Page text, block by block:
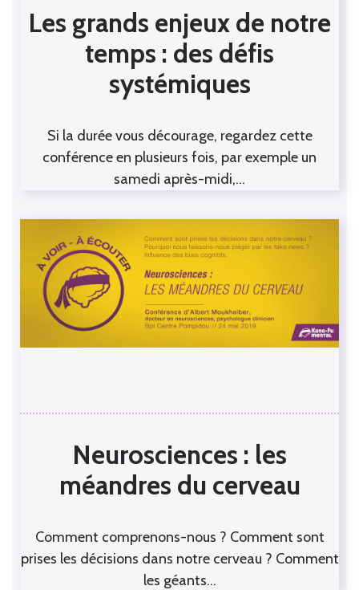
Les grands enjeux de notre
temps : des défis
systémiques
Si la durée vous décourage, regardez cette
conférence en plusieurs fois, par exemple un
samedi après-midi,…
Neurosciences : les
méandres du cerveau
Comment comprenons-nous ? Comment sont
prises les décisions dans notre cerveau ? Comment
les géants…